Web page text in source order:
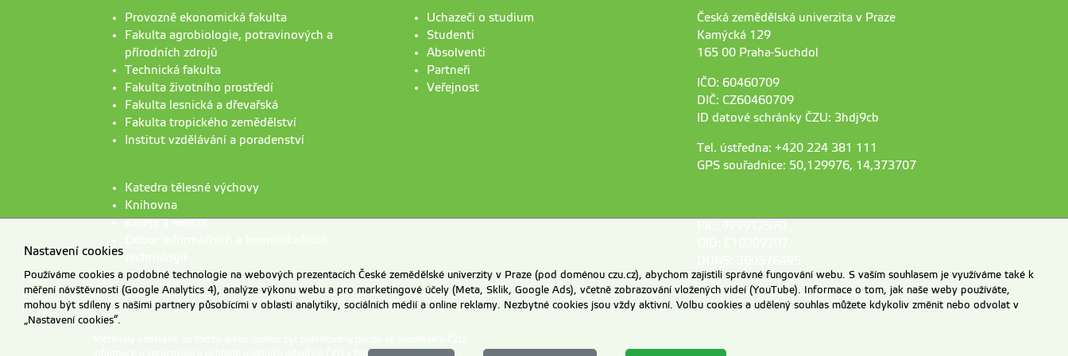
Provozně ekonomická fakulta
Fakulta agrobiologie, potravinových a
přírodních zdrojů
Technická fakulta
Fakulta životního prostředí
Fakulta lesnická a dřevařská
Fakulta tropického zemědělství
Institut vzdělávání a poradenství
Katedra tělesné výchovy
Knihovna
Koleje a menza
Uchazeči o studium
Studenti
Absolventi
Partneři
Veřejnost
Česká zemědělská univerzita v Praze
Kamýcká 129
165 00 Praha-Suchdol
IČO: 60460709
DIČ: CZ60460709
ID datové schránky ČZU: 3hdj9cb
Tel. ústředna: +420 224 381 111
GPS souřadnice: 50,129976, 14,373707
Informace o zpracování a ochraně osobních údajů na ČZU v Praze
Nastavení cookies
Používáme cookies a podobné technologie na webových prezentacích České zemědělské univerzity v Praze (pod doménou czu.cz), abychom zajistili správné fungování webu. S vaším souhlasem je využíváme také k
měření návštěvnosti (Google Analytics 4), analýze výkonu webu a pro marketingové účely (Meta, Sklik, Google Ads), včetně zobrazování vložených videí (YouTube). Informace o tom, jak naše weby používáte,
mohou být sdíleny s našimi partnery působícími v oblasti analytiky, sociálních médií a online reklamy. Nezbytné cookies jsou vždy aktivní. Volbu cookies a udělený souhlas můžete kdykoliv změnit nebo odvolat v
„Nastavení cookies“.